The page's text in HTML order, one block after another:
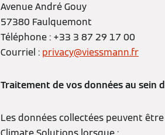
Avenue André Gouy
57380 Faulquemont
Téléphone : +33 3 87 29 17 00
Courriel : privacy@viessmann.fr
Traitement de vos données au sein
Les données collectées peuvent